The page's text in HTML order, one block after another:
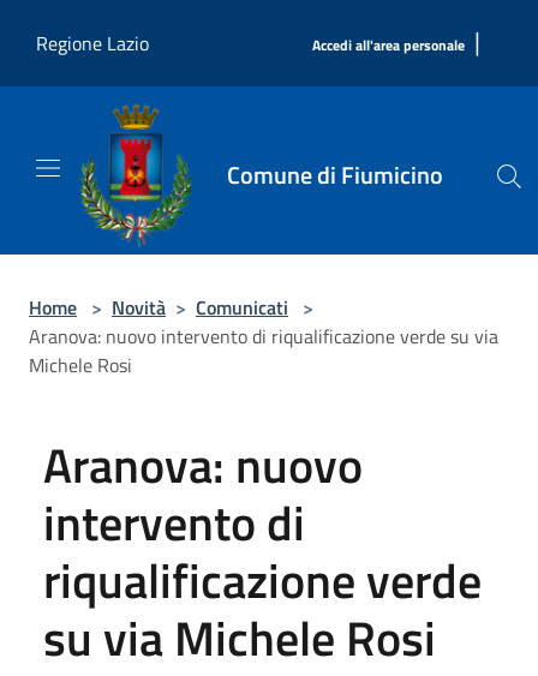
Regione Lazio
Accedi all'area personale |
Comune di Fiumicino
Home > Novità > Comunicati >
Aranova: nuovo intervento di riqualificazione verde su via
Michele Rosi
Aranova: nuovo
intervento di
riqualificazione verde
su via Michele Rosi